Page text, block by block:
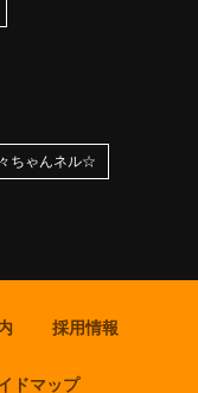
ちゃんネル☆
採用情報
ドマップ